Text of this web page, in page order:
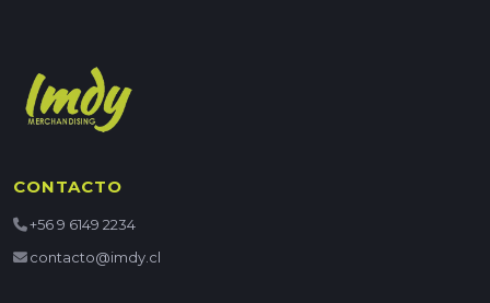
CONTACTO
+56 9 6149 2234
contacto@imdy.cl